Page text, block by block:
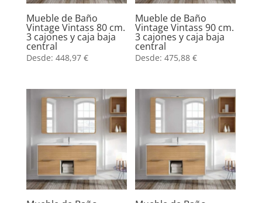
Mueble de Baño
Vintage Vintass 80 cm.
3 cajones y caja baja
central
Desde: 448,97 €
Mueble de Baño
Vintage Vintass 90 cm.
3 cajones y caja baja
central
Desde:475,88€